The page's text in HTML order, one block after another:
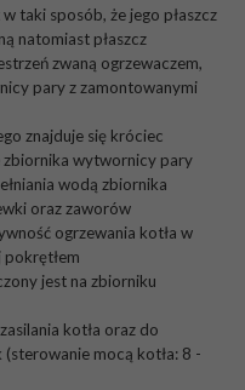
taki sposób, że jego płaszcz
natomiast płaszcz
zwaną ogrzewaczem,
pary z zamontowanymi
znajduje się króciec
zbiornika wytwornicy pary
wodą zbiornika
oraz zaworów
ogrzewania kotła w
jest na zbiorniku
kotła oraz do
(sterowanie mocą kotła: 8 -